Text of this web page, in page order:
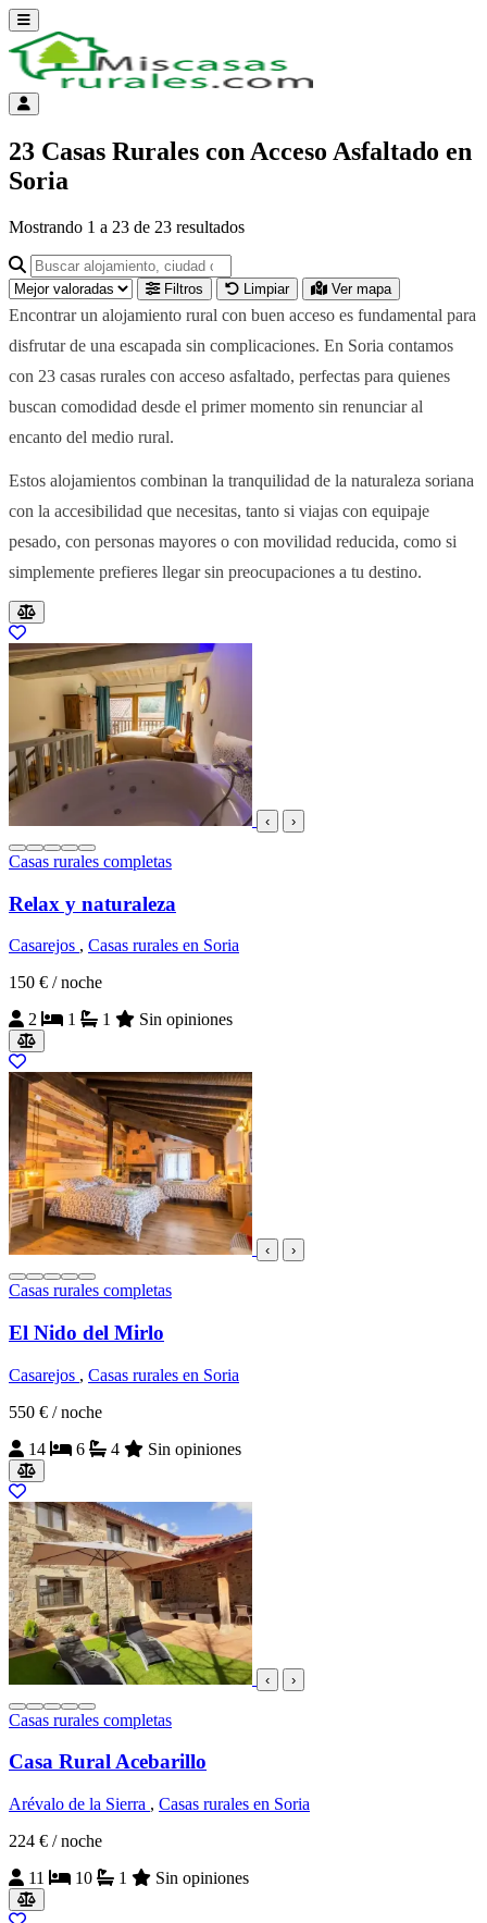
Abrir menú
Menú de cuenta
23 Casas Rurales con Acceso Asfaltado en
Soria
Mostrando 1 a 23 de 23 resultados
Buscar alojamiento, ciudad o provincia para ir a su página
Filtros Limpiar Ver mapa
Encontrar un alojamiento rural con buen acceso es fundamental para
disfrutar de una escapada sin complicaciones. En Soria contamos
con 23 casas rurales con acceso asfaltado, perfectas para quienes
buscan comodidad desde el primer momento sin renunciar al
encanto del medio rural.
Estos alojamientos combinan la tranquilidad de la naturaleza soriana
con la accesibilidad que necesitas, tanto si viajas con equipaje
pesado, con personas mayores o con movilidad reducida, como si
simplemente prefieres llegar sin preocupaciones a tu destino.
Resultados del listado
‹ ›
Casas rurales completas
Relax y naturaleza
Casarejos , Casas rurales en Soria
150 € / noche
2
1 1 Sin opiniones
‹ ›
Casas rurales completas
El Nido del Mirlo
Casarejos , Casas rurales en Soria
550 € / noche
14
6 4 Sin opiniones
‹ ›
Casas rurales completas
Casa Rural Acebarillo
Arévalo de la Sierra , Casas rurales en Soria
224 € / noche
11
10 1 Sin opiniones